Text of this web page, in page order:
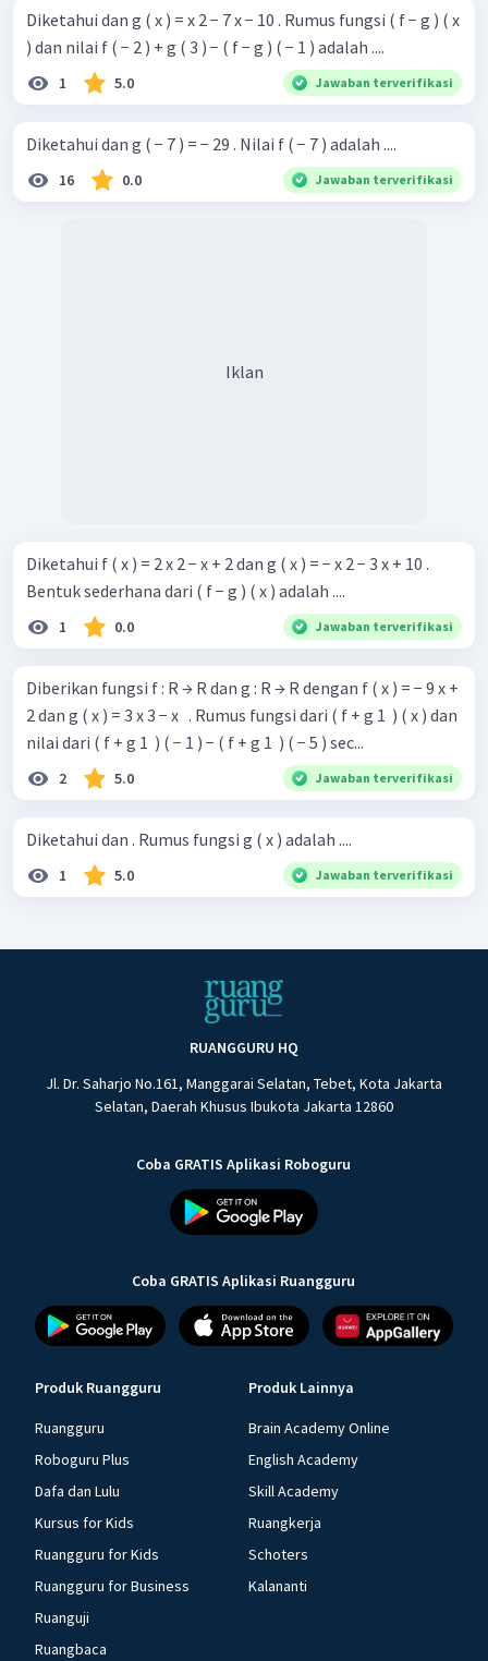
Sehingga, rumus fungsi dari
dan nilai dari
secara beruturut-turut adalah
Jadi, jawabannya adalah D.
Diketahui dan g ( x ) = x 2 − 7 x − 10 . Rumus fungsi ( f − g ) ( x
) dan nilai f ( − 2 ) + g ( 3 ) − ( f − g ) ( − 1 ) adalah ....
1 5.0 Jawaban terverifikasi
Diketahui dan g ( − 7 ) = − 29 . Nilai f ( − 7 ) adalah ....
16 0.0 Jawaban terverifikasi
Iklan
Diketahui f ( x ) = 2 x 2 − x + 2 dan g ( x ) = − x 2 − 3 x + 10 .
Bentuk sederhana dari ( f − g ) ( x ) adalah ....
1 0.0 Jawaban terverifikasi
Diberikan fungsi f : R → R dan g : R → R dengan f ( x ) = − 9 x +
2 dan g ( x ) = 3 x 3 − x ​ ​ . Rumus fungsi dari ( f + g 1 ​ ) ( x ) dan
nilai dari ( f + g 1 ​ ) ( − 1 ) − ( f + g 1 ​ ) ( − 5 ) sec...
2 5.0 Jawaban terverifikasi
Diketahui dan . Rumus fungsi g ( x ) adalah ....
1 5.0 Jawaban terverifikasi
RUANGGURU HQ
Jl. Dr. Saharjo No.161, Manggarai Selatan, Tebet, Kota Jakarta
Selatan, Daerah Khusus Ibukota Jakarta 12860
Coba GRATIS Aplikasi Roboguru
Coba GRATIS Aplikasi Ruangguru
Produk Ruangguru
Ruangguru
Roboguru Plus
Dafa dan Lulu
Kursus for Kids
Ruangguru for Kids
Ruangguru for Business
Ruanguji
Ruangbaca
Produk Lainnya
Brain Academy Online
English Academy
Skill Academy
Ruangkerja
Schoters
Kalananti